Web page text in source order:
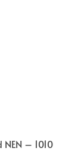
– 1010